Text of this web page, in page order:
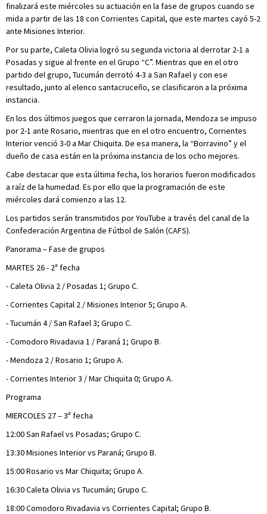
finalizará este miércoles su actuación en la fase de grupos cuando se
mida a partir de las 18 con Corrientes Capital, que este martes cayó 5-2
ante Misiones Interior.
Por su parte, Caleta Olivia logró su segunda victoria al derrotar 2-1 a
Posadas y sigue al frente en el Grupo “C”. Mientras que en el otro
partido del grupo, Tucumán derrotó 4-3 a San Rafael y con ese
resultado, junto al elenco santacruceño, se clasificaron a la próxima
instancia.
En los dos últimos juegos que cerraron la jornada, Mendoza se impuso
por 2-1 ante Rosario, mientras que en el otro encuentro, Corrientes
Interior venció 3-0 a Mar Chiquita. De esa manera, la “Borravino” y el
dueño de casa están en la próxima instancia de los ocho mejores.
Cabe destacar que esta última fecha, los horarios fueron modificados
a raíz de la humedad. Es por ello que la programación de este
miércoles dará comienzo a las 12.
Los partidos serán transmitidos por YouTube a través del canal de la
Confederación Argentina de Fútbol de Salón (CAFS).
Panorama – Fase de grupos
MARTES 26 - 2ª fecha
- Caleta Olivia 2 / Posadas 1; Grupo C.
- Corrientes Capital 2 / Misiones Interior 5; Grupo A.
- Tucumán 4 / San Rafael 3; Grupo C.
- Comodoro Rivadavia 1 / Paraná 1; Grupo B.
- Mendoza 2 / Rosario 1; Grupo A.
- Corrientes Interior 3 / Mar Chiquita 0; Grupo A.
Programa
MIERCOLES 27 – 3ª fecha
12:00 San Rafael vs Posadas; Grupo C.
13:30 Misiones Interior vs Paraná; Grupo B.
15:00 Rosario vs Mar Chiquita; Grupo A.
16:30 Caleta Olivia vs Tucumán; Grupo C.
18:00 Comodoro Rivadavia vs Corrientes Capital; Grupo B.